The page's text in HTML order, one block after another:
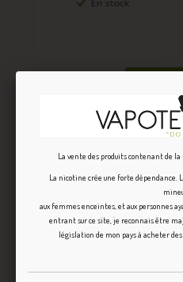
En stock
ELECTRONIQUE
Dosage (PG/VG) : Base 50/
Grâce à notre calculateur
concentré pour la fabrication
La vente des produits contenant de
La nicotine crée une forte dépendance.
aux femmes enceintes, et aux personnes
entrant sur ce site, je reconnais être
législation de mon pays à acheter